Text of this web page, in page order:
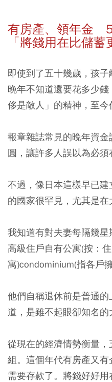
有房產、領年金
「將錢用在比儲蓄
即使到了五十幾歲，孩
晚年不知道還要花多少
侈是敵人」的精神，至今
報章雜誌常見的晚年資
圓，讓許多人誤以為必須
不過，像日本這樣早已
的國家很罕見，尤其是在
我知道有對夫妻每隔幾
高級住戶自有公寓(按：
寓)condominium(指各戶
他們自稱退休前是普通
道，是雖不起眼卻知名的
從現在的經濟情勢衡量
組。這個年代有房產又
需要存款了。將錢好好用